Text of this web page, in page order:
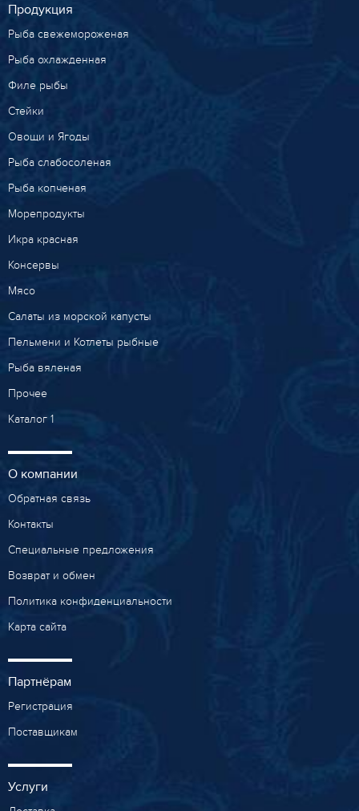
Продукция
Рыба свежемороженая
Рыба охлажденная
Филе рыбы
Стейки
Овощи и Ягоды
Рыба слабосоленая
Рыба копченая
Морепродукты
Икра красная
Консервы
Мясо
Салаты из морской капусты
Пельмени и Котлеты рыбные
Рыба вяленая
Прочее
Каталог 1
О компании
Обратная связь
Контакты
Специальные предложения
Возврат и обмен
Политика конфиденциальности
Карта сайта
Партнёрам
Регистрация
Поставщикам
Услуги